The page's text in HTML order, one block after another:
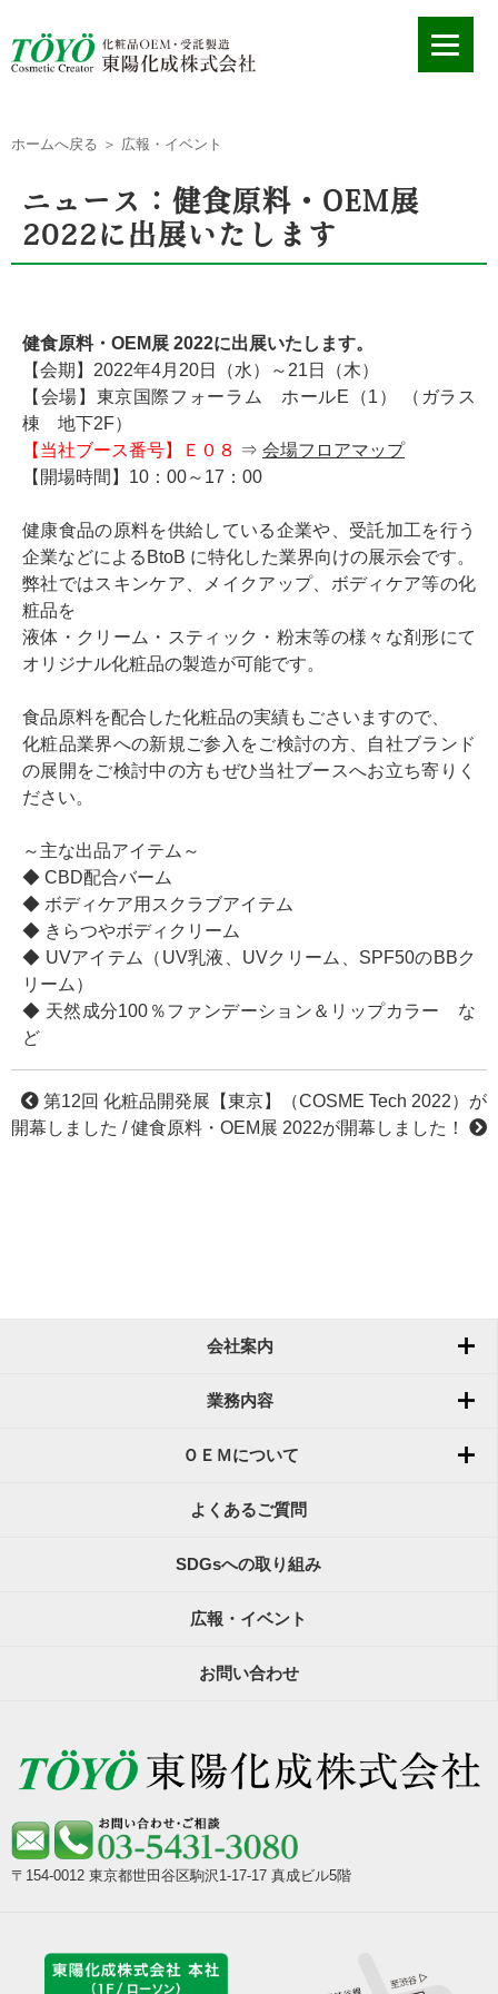
ホームへ戻る ＞ 広報・イベント
ニュース： 健食原料・OEM展
2022に出展いたします
健食原料・OEM展 2022に出展いたします。
【会期】2022年4月20日（水）～21日（木）
【会場】東京国際フォーラム ホールE（1） （ガラス
棟 地下2F）
【当社ブース番号】Ｅ０８ ⇒ 会場フロアマップ
【開場時間】10：00～17：00
健康食品の原料を供給している企業や、受託加工を行う
企業などによるBtoB に特化した業界向けの展示会です。
弊社ではスキンケア、メイクアップ、ボディケア等の化
粧品を
液体・クリーム・スティック・粉末等の様々な剤形にて
オリジナル化粧品の製造が可能です。
食品原料を配合した化粧品の実績もごさいますので、
化粧品業界への新規ご参入をご検討の方、自社ブランド
の展開をご検討中の方もぜひ当社ブースへお立ち寄りく
ださい。
～主な出品アイテム～
◆ CBD配合バーム
◆ ボディケア用スクラブアイテム
◆ きらつやボディクリーム
◆ UVアイテム（UV乳液、UVクリーム、SPF50のBBク
リーム）
◆ 天然成分100％ファンデーション＆リップカラー な
ど
第12回 化粧品開発展【東京】（COSME Tech 2022）が
開幕しました /健食原料・OEM展 2022が開幕しました！
会社案内
業務内容
ＯＥＭについて
よくあるご質問
SDGsへの取り組み
広報・イベント
お問い合わせ
〒154-0012 東京都世田谷区駒沢1-17-17 真成ビル5階